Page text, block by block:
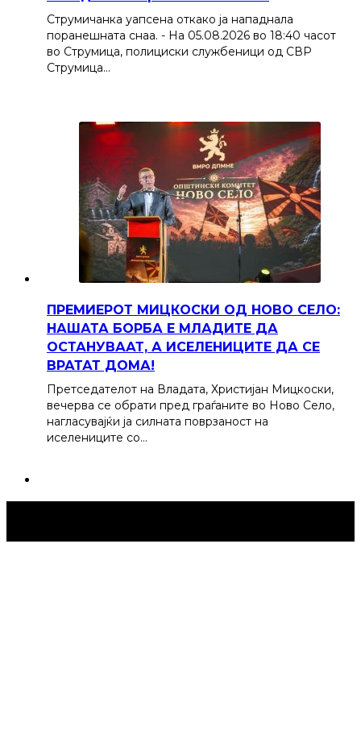
Струмичанка уапсена откако ја нападнала
поранешната снаа. - На 05.08.2026 во 18:40 часот
во Струмица, полициски службеници од СВР
Струмица…
ПРЕМИЕРОТ МИЦКОСКИ ОД НОВО СЕЛО:
НАШАТА БОРБА Е МЛАДИТЕ ДА
ОСТАНУВААТ, А ИСЕЛЕНИЦИТЕ ДА СЕ
ВРАТАТ ДОМА!
Претседателот на Владата, Христијан Мицкоски,
вечерва се обрати пред граѓаните во Ново Село,
нагласувајќи ја силната поврзаност на
иселениците со…